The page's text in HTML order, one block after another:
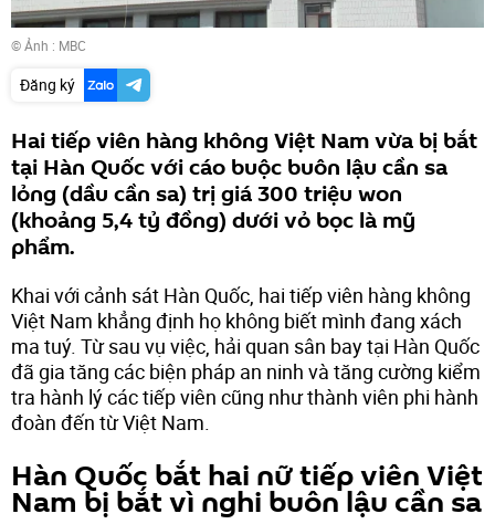
© Ảnh : MBC
Đăng ký
Hai tiếp viên hàng không Việt Nam vừa bị bắt
tại Hàn Quốc với cáo buộc buôn lậu cần sa
lỏng (dầu cần sa) trị giá 300 triệu won
(khoảng 5,4 tỷ đồng) dưới vỏ bọc là mỹ
phẩm.
Khai với cảnh sát Hàn Quốc, hai tiếp viên hàng không
Việt Nam khẳng định họ không biết mình đang xách
ma tuý. Từ sau vụ việc, hải quan sân bay tại Hàn Quốc
đã gia tăng các biện pháp an ninh và tăng cường kiểm
tra hành lý các tiếp viên cũng như thành viên phi hành
đoàn đến từ Việt Nam.
Hàn Quốc bắt hai nữ tiếp viên Việt
Nam bị bắt vì nghi buôn lậu cần sa